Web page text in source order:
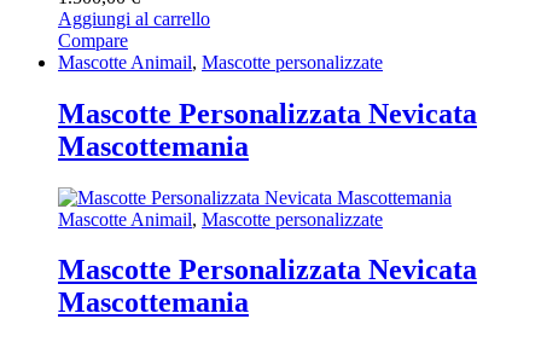
Aggiungi al carrello
Compare
Mascotte Animail, Mascotte personalizzate
Mascotte Personalizzata Nevicata
Mascottemania
Mascotte Animail, Mascotte personalizzate
Mascotte Personalizzata Nevicata
Mascottemania